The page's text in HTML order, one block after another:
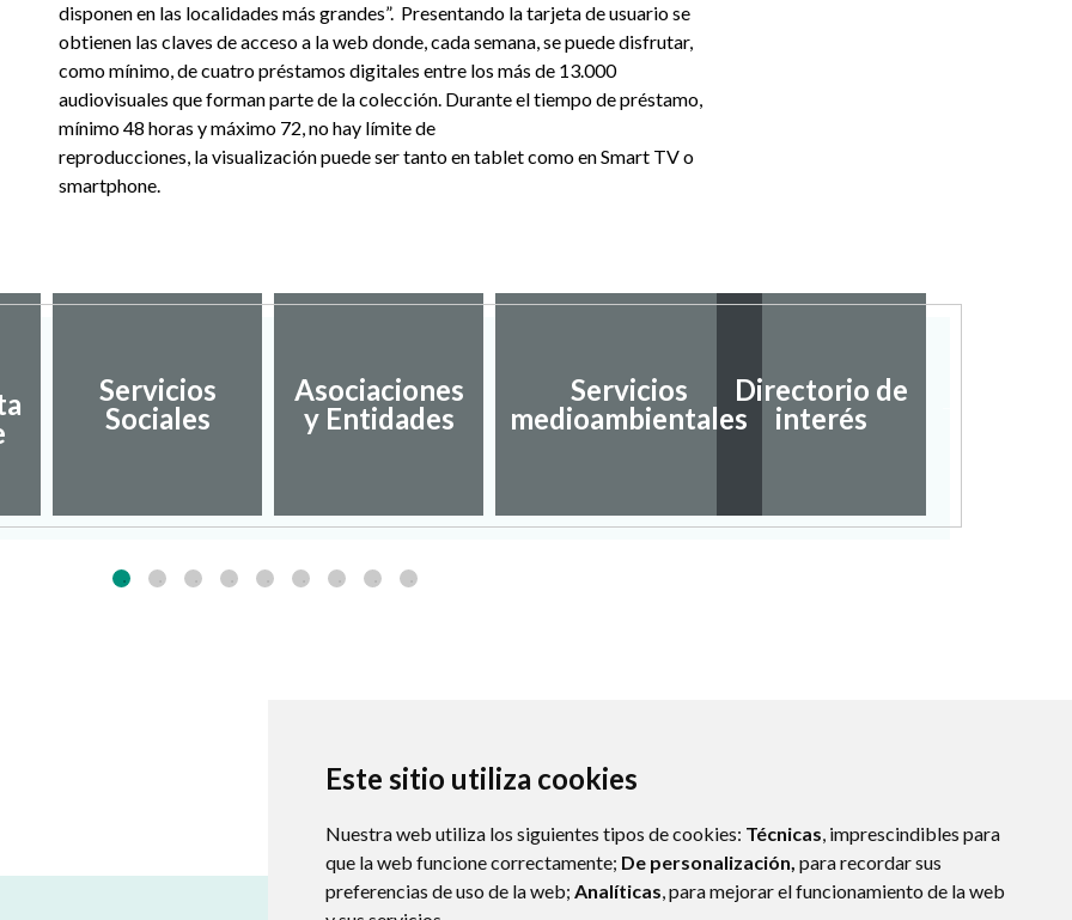
Este sitio utiliza cookies
Nuestra web utiliza los siguientes tipos de cookies: Técnicas, imprescindibles para
que la web funcione correctamente; De personalización, para recordar sus
preferencias de uso de la web; Analíticas, para mejorar el funcionamiento de la web
disponen en las localidades más grandes”. Presentando la tarjeta de usuario se
obtienen las claves de acceso a la web donde, cada semana, se puede disfrutar,
como mínimo, de cuatro préstamos digitales entre los más de 13.000
audiovisuales que forman parte de la colección. Durante el tiempo de préstamo,
mínimo 48 horas y máximo 72, no hay límite de
reproducciones, la visualización puede ser tanto en tablet como en Smart TV o
smartphone.
Servicios
Sociales
Asociaciones
y Entidades
Servicios
medioambientales
Directorio de
interés